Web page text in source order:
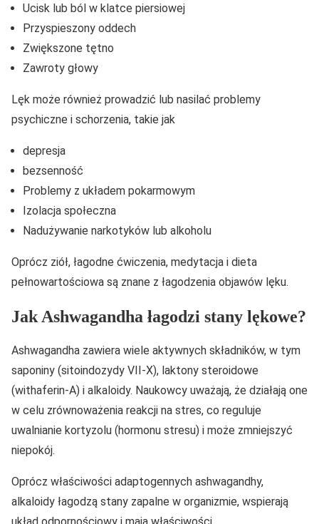
Ucisk lub ból w klatce piersiowej
Przyspieszony oddech
Zwiększone tętno
Zawroty głowy
Lęk może również prowadzić lub nasilać problemy
psychiczne i schorzenia, takie jak
depresja
bezsenność
Problemy z układem pokarmowym
Izolacja społeczna
Nadużywanie narkotyków lub alkoholu
Oprócz ziół, łagodne ćwiczenia, medytacja i dieta
pełnowartościowa są znane z łagodzenia objawów lęku.
Jak Ashwagandha łagodzi stany lękowe?
Ashwagandha zawiera wiele aktywnych składników, w tym
saponiny (sitoindozydy VII-X), laktony steroidowe
(withaferin-A) i alkaloidy. Naukowcy uważają, że działają one
w celu zrównoważenia reakcji na stres, co reguluje
uwalnianie kortyzolu (hormonu stresu) i może zmniejszyć
niepokój.
Oprócz właściwości adaptogennych ashwagandhy,
alkaloidy łagodzą stany zapalne w organizmie, wspierają
układ odpornościowy i mają właściwości